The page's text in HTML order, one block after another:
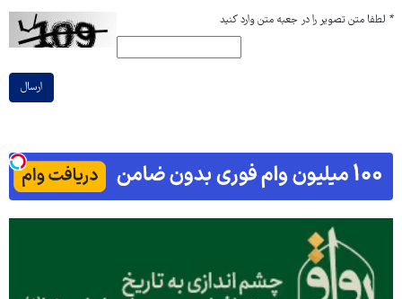
* لطفا متن تصویر را در جعبه متن وارد کنید
ارسال